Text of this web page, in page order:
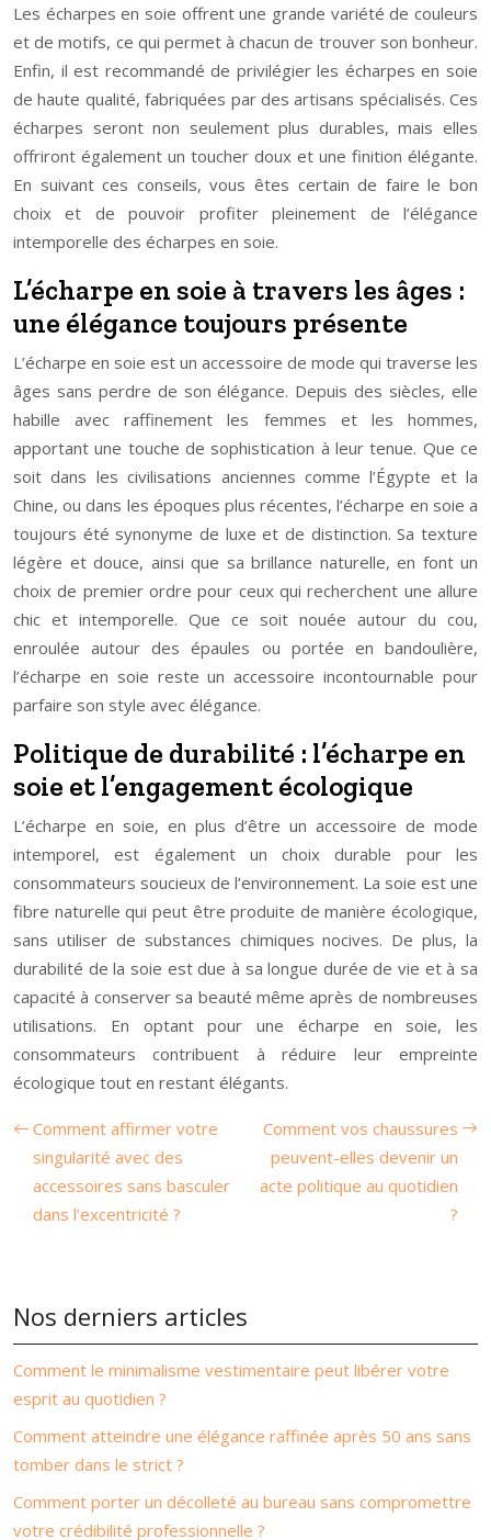
Les écharpes en soie offrent une grande variété de couleurs
et de motifs, ce qui permet à chacun de trouver son bonheur.
Enfin, il est recommandé de privilégier les écharpes en soie
de haute qualité, fabriquées par des artisans spécialisés. Ces
écharpes seront non seulement plus durables, mais elles
offriront également un toucher doux et une finition élégante.
En suivant ces conseils, vous êtes certain de faire le bon
choix et de pouvoir profiter pleinement de l’élégance
intemporelle des écharpes en soie.
L’écharpe en soie à travers les âges :
une élégance toujours présente
L’écharpe en soie est un accessoire de mode qui traverse les
âges sans perdre de son élégance. Depuis des siècles, elle
habille avec raffinement les femmes et les hommes,
apportant une touche de sophistication à leur tenue. Que ce
soit dans les civilisations anciennes comme l’Égypte et la
Chine, ou dans les époques plus récentes, l’écharpe en soie a
toujours été synonyme de luxe et de distinction. Sa texture
légère et douce, ainsi que sa brillance naturelle, en font un
choix de premier ordre pour ceux qui recherchent une allure
chic et intemporelle. Que ce soit nouée autour du cou,
enroulée autour des épaules ou portée en bandoulière,
l’écharpe en soie reste un accessoire incontournable pour
parfaire son style avec élégance.
Politique de durabilité : l’écharpe en
soie et l’engagement écologique
L’écharpe en soie, en plus d’être un accessoire de mode
intemporel, est également un choix durable pour les
consommateurs soucieux de l’environnement. La soie est une
fibre naturelle qui peut être produite de manière écologique,
sans utiliser de substances chimiques nocives. De plus, la
durabilité de la soie est due à sa longue durée de vie et à sa
capacité à conserver sa beauté même après de nombreuses
utilisations. En optant pour une écharpe en soie, les
consommateurs contribuent à réduire leur empreinte
écologique tout en restant élégants.
Comment affirmer votre
singularité avec des
accessoires sans basculer
dans l’excentricité ?
Comment vos chaussures
peuvent-elles devenir un
acte politique au quotidien
?
Nos derniers articles
Comment le minimalisme vestimentaire peut libérer votre
esprit au quotidien ?
Comment atteindre une élégance raffinée après 50 ans sans
tomber dans le strict ?
Comment porter un décolleté au bureau sans compromettre
votre crédibilité professionnelle ?